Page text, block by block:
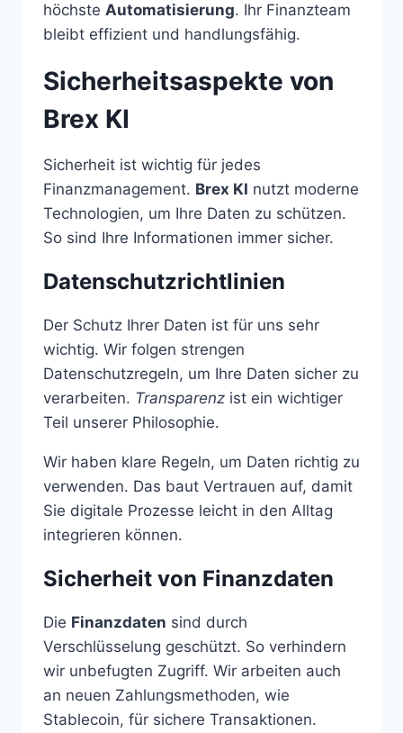
höchste Automatisierung. Ihr Finanzteam
bleibt effizient und handlungsfähig.
Sicherheitsaspekte von
Brex KI
Sicherheit ist wichtig für jedes
Finanzmanagement. Brex KI nutzt moderne
Technologien, um Ihre Daten zu schützen.
So sind Ihre Informationen immer sicher.
Datenschutzrichtlinien
Der Schutz Ihrer Daten ist für uns sehr
wichtig. Wir folgen strengen
Datenschutzregeln, um Ihre Daten sicher zu
verarbeiten. Transparenz ist ein wichtiger
Teil unserer Philosophie.
Wir haben klare Regeln, um Daten richtig zu
verwenden. Das baut Vertrauen auf, damit
Sie digitale Prozesse leicht in den Alltag
integrieren können.
Sicherheit von Finanzdaten
Die Finanzdaten sind durch
Verschlüsselung geschützt. So verhindern
wir unbefugten Zugriff. Wir arbeiten auch
an neuen Zahlungsmethoden, wie
Stablecoin, für sichere Transaktionen.